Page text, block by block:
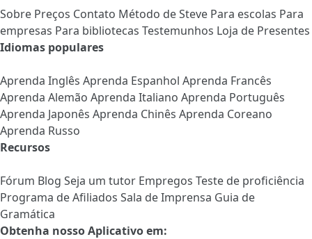
Sobre Preços Contato Método de Steve Para escolas Para
empresas Para bibliotecas Testemunhos Loja de Presentes
Idiomas populares
Aprenda Inglês Aprenda Espanhol Aprenda Francês
Aprenda Alemão Aprenda Italiano Aprenda Português
Aprenda Japonês Aprenda Chinês Aprenda Coreano
Aprenda Russo
Recursos
Fórum Blog Seja um tutor Empregos Teste de proficiência
Programa de Afiliados Sala de Imprensa Guia de
Gramática
Obtenha nosso Aplicativo em: